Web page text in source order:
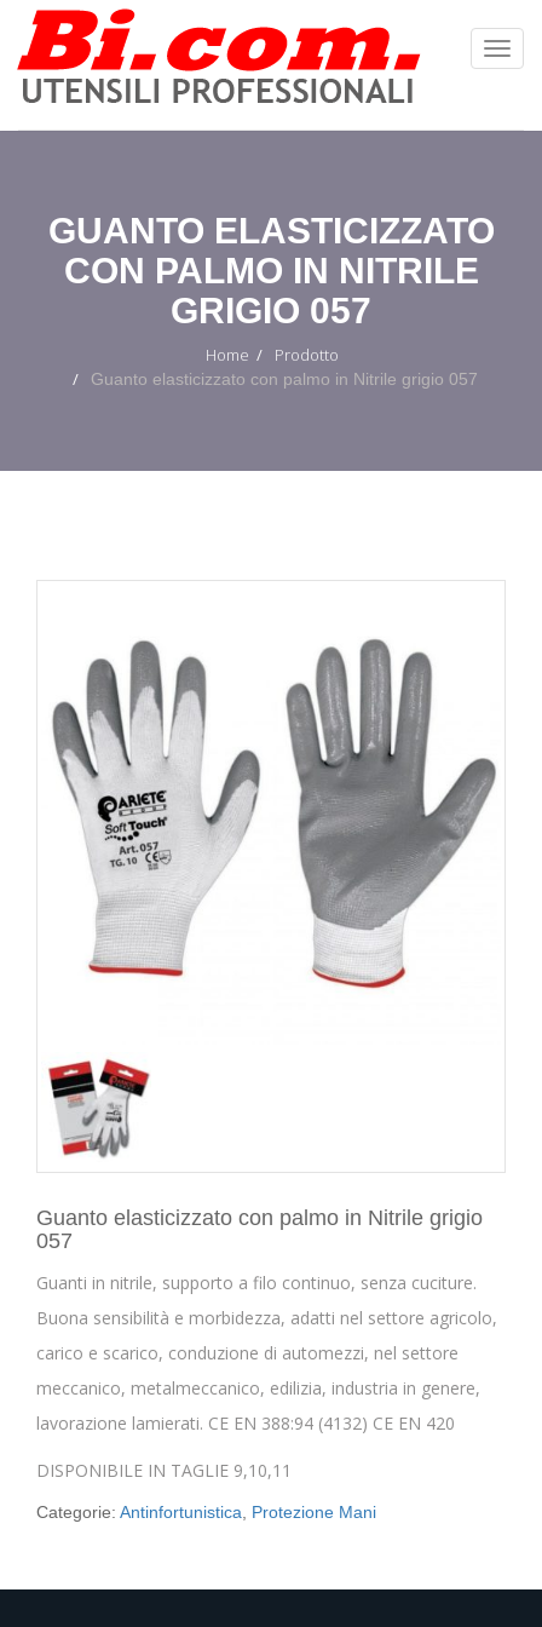
GUANTO ELASTICIZZATO
CON PALMO IN NITRILE
GRIGIO 057
Home Prodotto
Guanto elasticizzato con palmo in Nitrile grigio 057
Guanto elasticizzato con palmo in Nitrile grigio
057
Guanti in nitrile, supporto a filo continuo, senza cuciture.
Buona sensibilità e morbidezza, adatti nel settore agricolo,
carico e scarico, conduzione di automezzi, nel settore
meccanico, metalmeccanico, edilizia, industria in genere,
lavorazione lamierati. CE EN 388:94 (4132) CE EN 420
DISPONIBILE IN TAGLIE 9,10,11
Categorie: Antinfortunistica Protezione Mani